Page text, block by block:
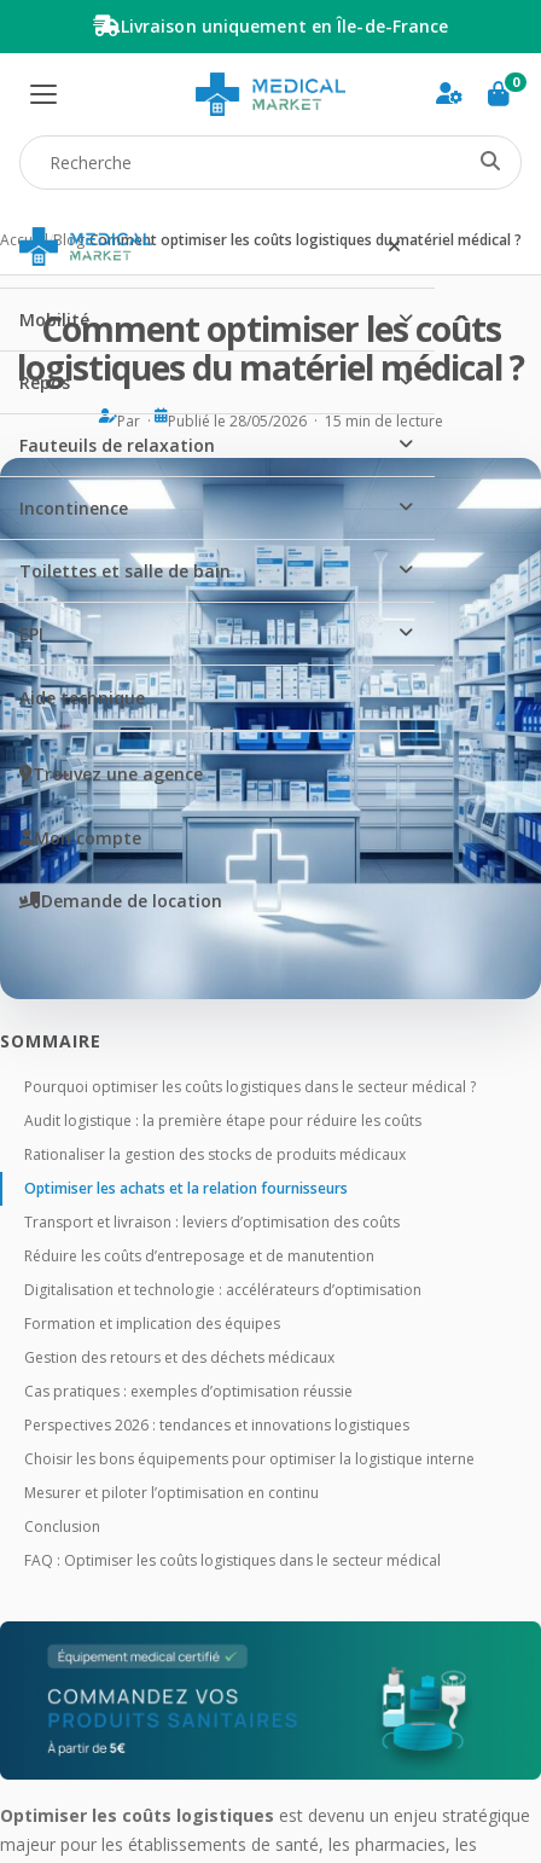
Livraison uniquement en Île-de-France
Recherche produit
0
Mobilité
Repos
Fauteuils de relaxation
Incontinence
Toilettes et salle de bain
EPI
Aide technique
Trouvez une agence
Mon compte
Demande de location
Accueil/Blog/Comment optimiser les coûts logistiques du matériel médical ?
Comment optimiser les coûts
logistiques du matériel médical ?
Par · Publié le 28/05/2026 · 15 min de lecture
SOMMAIRE
Pourquoi optimiser les coûts logistiques dans le secteur médical ?
Audit logistique : la première étape pour réduire les coûts
Rationaliser la gestion des stocks de produits médicaux
Optimiser les achats et la relation fournisseurs
Transport et livraison : leviers d’optimisation des coûts
Réduire les coûts d’entreposage et de manutention
Digitalisation et technologie : accélérateurs d’optimisation
Formation et implication des équipes
Gestion des retours et des déchets médicaux
Cas pratiques : exemples d’optimisation réussie
Perspectives 2026 : tendances et innovations logistiques
Choisir les bons équipements pour optimiser la logistique interne
Mesurer et piloter l’optimisation en continu
Conclusion
FAQ : Optimiser les coûts logistiques dans le secteur médical
Optimiser les coûts logistiques est devenu un enjeu stratégique
majeur pour les établissements de santé, les pharmacies, les